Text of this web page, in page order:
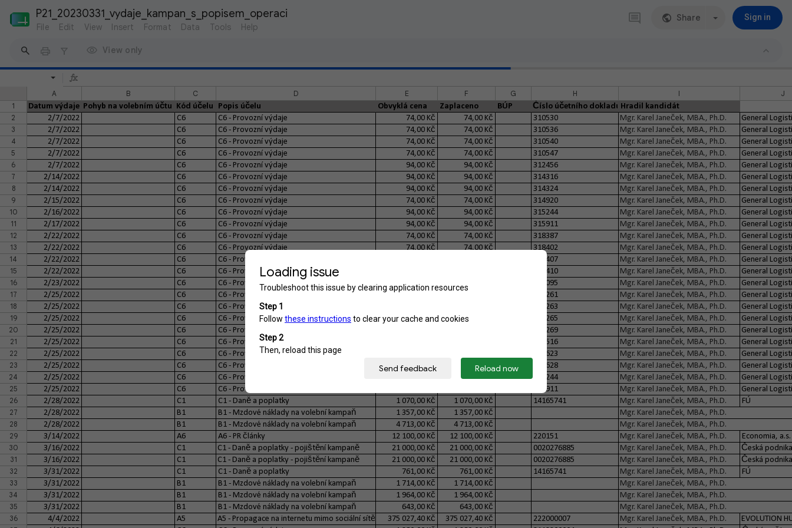
P21_20230331_vydaje_kampan_s_popisem_operaci Share Sign in
File Edit View Insert Format Data Tools Help
View only
A B C D E F G H I
J
1
Datum výdaje Pohyb na volebním účtu Kód účelu Popis účelu Obvyklá cena Zaplaceno BÚP Číslo účetního dokladu Hradil kandidát
2
2/7/2022 C6 C6 - Provozní výdaje 74,00 Kč 74,00 Kč 310530 Mgr. Karel Janeček, MBA., Ph.D.
General
3
2/7/2022 C6 C6 - Provozní výdaje 74,00 Kč 74,00 Kč 310536 Mgr. Karel Janeček, MBA., Ph.D.
General
4
2/7/2022 C6 C6 - Provozní výdaje 74,00 Kč 74,00 Kč 310540 Mgr. Karel Janeček, MBA., Ph.D.
General
5
2/7/2022 C6 C6 - Provozní výdaje 74,00 Kč 74,00 Kč 310547 Mgr. Karel Janeček, MBA., Ph.D.
General
6
2/7/2022 C6 C6 - Provozní výdaje 94,00 Kč 94,00 Kč 312456 Mgr. Karel Janeček, MBA., Ph.D.
General
7
2/14/2022 C6 C6 - Provozní výdaje 94,00 Kč 94,00 Kč 314316 Mgr. Karel Janeček, MBA., Ph.D.
General
8
2/14/2022 C6 C6 - Provozní výdaje 94,00 Kč 94,00 Kč 314324 Mgr. Karel Janeček, MBA., Ph.D.
General
9
2/15/2022 C6 C6 - Provozní výdaje 74,00 Kč 74,00 Kč 314920 Mgr. Karel Janeček, MBA., Ph.D.
General
10
2/16/2022 C6 C6 - Provozní výdaje 94,00 Kč 94,00 Kč 315244 Mgr. Karel Janeček, MBA., Ph.D.
General
11
2/17/2022 C6 C6 - Provozní výdaje 94,00 Kč 94,00 Kč 315911 Mgr. Karel Janeček, MBA., Ph.D.
General
12
2/22/2022 C6 C6 - Provozní výdaje 74,00 Kč 74,00 Kč 318387 Mgr. Karel Janeček, MBA., Ph.D.
General
13
2/22/2022 C6 C6 - Provozní výdaje 74,00 Kč 74,00 Kč 318402 Mgr. Karel Janeček, MBA., Ph.D.
General
14
2/22/2022 C6 C6 - Provozní výdaje 318407 Mgr. Karel Janeček, MBA., Ph.D.
General
15
2/22/2022 C6 C6 - Provozní výdaje 318410 Mgr. Karel Janeček, MBA., Ph.D.
General
16
2/23/2022 C6 C6 - Provozní výdaje 94,00 Kč 319095 Mgr. Karel Janeček, MBA., Ph.D.
General
17
2/25/2022 C6 C6 - Provozní výdaje 320261 Mgr. Karel Janeček, MBA., Ph.D.
General
18
2/25/2022 C6 C6 - Provozní výdaje 320263 Mgr. Karel Janeček, MBA., Ph.D.
General
19
2/25/2022 C6 C6 - Provozní výdaje 94,00 Kč 94,00 Kč 320265 Mgr. Karel Janeček, MBA., Ph.D.
General
20
2/25/2022 C6 C6 - Provozní výdaje 320269 Mgr. Karel Janeček, MBA., Ph.D.
General
21
2/25/2022 C6 C6 - Provozní výdaje 310516 Mgr. Karel Janeček, MBA., Ph.D.
General
22
2/25/2022 C6 C6 - Provozní výdaje 318623 Mgr. Karel Janeček, MBA., Ph.D.
General
23
2/25/2022 C6 C6 - Provozní výdaje 94,00 Kč 94,00 Kč 318628 Mgr. Karel Janeček, MBA., Ph.D.
General
24
2/25/2022 C6 C6 - Provozní výdaje 94,00 Kč 315244 Mgr. Karel Janeček, MBA., Ph.D.
General
25
2/25/2022 C6 C6 - Provozní výdaje 315911 Mgr. Karel Janeček, MBA., Ph.D.
General
26
2/28/2022 C1 C1 - Daně a poplatky 1 070,00 Kč 1 070,00 Kč 14165741 Mgr. Karel Janeček, MBA., Ph.D.
FÚ
27
2/28/2022 B1 B1 - Mzdové náklady na volební kampaň 1 357,00 Kč 1 357,00 Kč
Mgr. Karel Janeček, MBA., Ph.D.
28
2/28/2022 B1 B1 - Mzdové náklady na volební kampaň 4 713,00 Kč 4 713,00 Kč
Mgr. Karel Janeček, MBA., Ph.D.
29
3/14/2022 A6 A6 - PR články 12 100,00 Kč 12 100,00 Kč 220151 Mgr. Karel Janeček, MBA., Ph.D.
Economia, a.s.
30
3/16/2022 C1 C1 - Daně a poplatky - pojištění kampaně 21 000,00 Kč 21 000,00 Kč 0020276885 Mgr. Karel Janeček, MBA., Ph.D.
Česká
31
3/16/2022 C1 C1 - Daně a poplatky - pojištění kampaně 21 000,00 Kč 21 000,00 Kč 0020276885 Mgr. Karel Janeček, MBA., Ph.D.
Česká
32
3/31/2022 C1 C1 - Daně a poplatky 761,00 Kč 761,00 Kč 14165741 Mgr. Karel Janeček, MBA., Ph.D.
FÚ
33
3/31/2022 B1 B1 - Mzdové náklady na volební kampaň 1 714,00 Kč 1 714,00 Kč
Mgr. Karel Janeček, MBA., Ph.D.
34
3/31/2022 B1 B1 - Mzdové náklady na volební kampaň 1 964,00 Kč 1 964,00 Kč
Mgr. Karel Janeček, MBA., Ph.D.
35
3/31/2022 B1 B1 - Mzdové náklady na volební kampaň 643,00 Kč 643,00 Kč
Mgr. Karel Janeček, MBA., Ph.D.
36
4/4/2022 A5 A5 - Propagace na internetu mimo sociální sítě 375 027,40 Kč 375 027,40 Kč 222000007 Mgr. Karel Janeček, MBA., Ph.D.
EVOLUTION